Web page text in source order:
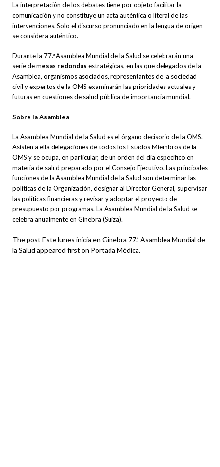
La interpretación de los debates tiene por objeto facilitar la
comunicación y no constituye un acta auténtica o literal de las
intervenciones. Solo el discurso pronunciado en la lengua de origen
se considera auténtico.
Durante la 77.ª Asamblea Mundial de la Salud se celebrarán una
serie de mesas redondas estratégicas, en las que delegados de la
Asamblea, organismos asociados, representantes de la sociedad
civil y expertos de la OMS examinarán las prioridades actuales y
futuras en cuestiones de salud pública de importancia mundial.
Sobre la Asamblea
La Asamblea Mundial de la Salud es el órgano decisorio de la OMS.
Asisten a ella delegaciones de todos los Estados Miembros de la
OMS y se ocupa, en particular, de un orden del día específico en
materia de salud preparado por el Consejo Ejecutivo. Las principales
funciones de la Asamblea Mundial de la Salud son determinar las
políticas de la Organización, designar al Director General, supervisar
las políticas financieras y revisar y adoptar el proyecto de
presupuesto por programas. La Asamblea Mundial de la Salud se
celebra anualmente en Ginebra (Suiza).
The post Este lunes inicia en Ginebra 77.ª Asamblea Mundial de
la Salud appeared first on Portada Médica.